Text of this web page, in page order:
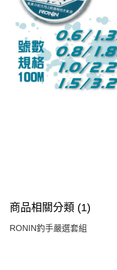
商品相關分類 (1)
RONIN釣手嚴選套組